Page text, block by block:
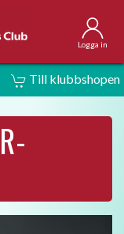
Logga in
Till klubbshopen